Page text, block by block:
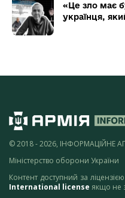
«Це зло має
українця,
© 2018 - 2026, ІНФОРМАЦІЙНЕ
Міністерство оборони України
Контент доступний за ліцензією
International license якщо не